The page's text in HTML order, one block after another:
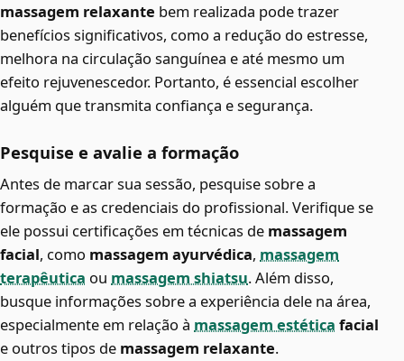
massagem relaxante bem realizada pode trazer
benefícios significativos, como a redução do estresse,
melhora na circulação sanguínea e até mesmo um
efeito rejuvenescedor. Portanto, é essencial escolher
alguém que transmita confiança e segurança.
Pesquise e avalie a formação
Antes de marcar sua sessão, pesquise sobre a
formação e as credenciais do profissional. Verifique se
ele possui certificações em técnicas de massagem
facial, como massagem ayurvédica, massagem
terapêutica ou massagem shiatsu. Além disso,
busque informações sobre a experiência dele na área,
especialmente em relação à massagem estética facial
e outros tipos de massagem relaxante.